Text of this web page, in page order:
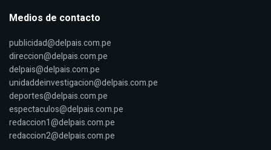
Medios de contacto
publicidad@delpais.com.pe
direccion@delpais.com.pe
delpais@delpais.com.pe
unidaddeinvestigacion@delpais.com.pe
deportes@delpais.com.pe
espectaculos@delpais.com.pe
redaccion1@delpais.com.pe
redaccion2@delpais.com.pe